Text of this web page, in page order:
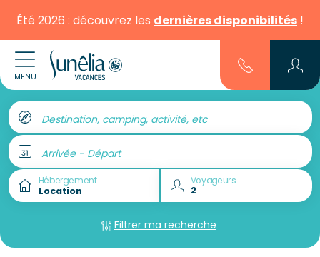
Été 2026 : découvrez les dernières disponibilités !
MENU
Destination, camping, activité, etc
Arrivée - Départ
Hébergement Voyageurs
Filtrer ma recherche